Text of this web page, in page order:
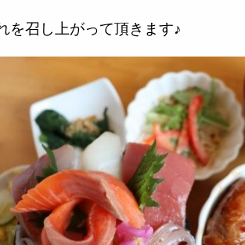
を召し上がって頂きます♪